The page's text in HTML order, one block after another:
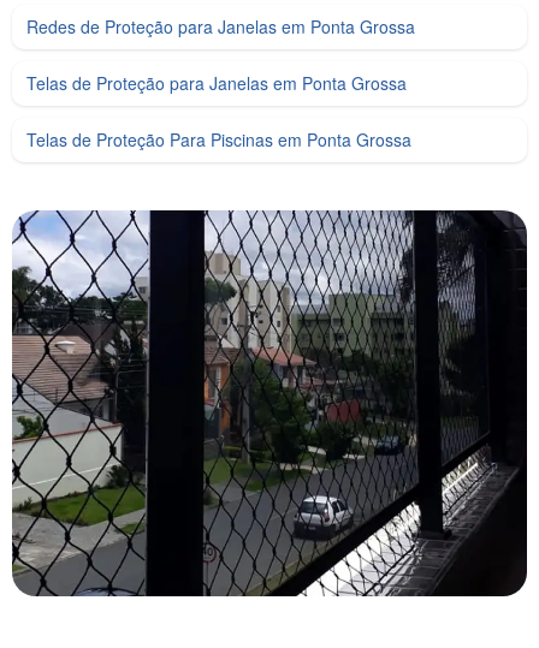
Redes de Proteção para Janelas em Ponta Grossa
Telas de Proteção para Janelas em Ponta Grossa
Telas de Proteção Para Piscinas em Ponta Grossa